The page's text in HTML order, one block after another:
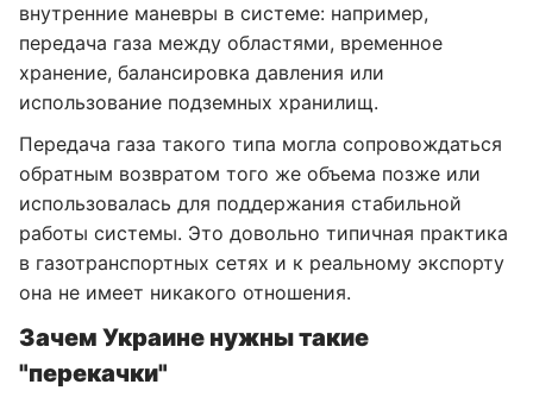
внутренние маневры в системе: например,
передача газа между областями, временное
хранение, балансировка давления или
использование подземных хранилищ.
Передача газа такого типа могла сопровождаться
обратным возвратом того же объема позже или
использовалась для поддержания стабильной
работы системы. Это довольно типичная практика
в газотранспортных сетях и к реальному экспорту
она не имеет никакого отношения.
Зачем Украине нужны такие
"перекачки"